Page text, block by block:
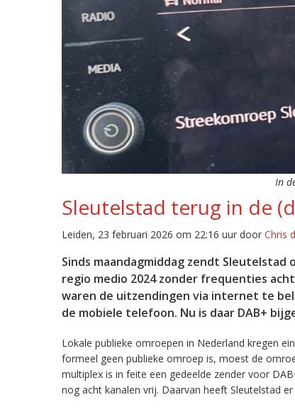
In
Sleutelstad terug in de
Leiden, 23 februari 2026 om 22:16 uur door Chris
Sinds maandagmiddag zendt
regio medio 2024 zonder frequenties
waren de uitzendingen via internet te
de mobiele telefoon. Nu is daar DAB+
Lokale publieke omroepen in Nederland kregen
formeel geen publieke omroep is, moest de
multiplex is in feite een gedeelde zender voor
nog acht kanalen vrij. Daarvan heeft Sleutelstad